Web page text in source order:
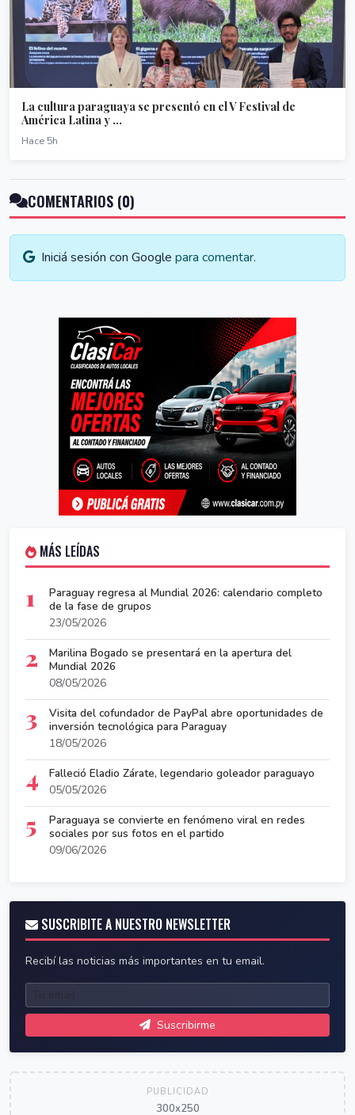
La cultura paraguaya se presentó en el V Festival de
América Latina y ...
Hace 5h
COMENTARIOS (0)
Iniciá sesión con Google para comentar.
MÁS LEÍDAS
1
Paraguay regresa al Mundial 2026: calendario completo
de la fase de grupos
23/05/2026
2
Marilina Bogado se presentará en la apertura del
Mundial 2026
08/05/2026
3
Visita del cofundador de PayPal abre oportunidades de
inversión tecnológica para Paraguay
18/05/2026
4
Falleció Eladio Zárate, legendario goleador paraguayo
05/05/2026
5
Paraguaya se convierte en fenómeno viral en redes
sociales por sus fotos en el partido
09/06/2026
SUSCRIBITE A NUESTRO NEWSLETTER
Recibí las noticias más importantes en tu email.
Suscribirme
PUBLICIDAD
300x250